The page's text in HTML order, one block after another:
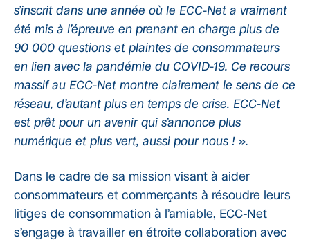
s’inscrit dans une année où le ECC-Net a vraiment
été mis à l’épreuve en prenant en charge plus de
90 000 questions et plaintes de consommateurs
en lien avec la pandémie du COVID-19. Ce recours
massif au ECC-Net montre clairement le sens de ce
réseau, d’autant plus en temps de crise. ECC-Net
est prêt pour un avenir qui s’annonce plus
numérique et plus vert, aussi pour nous ! ».
Dans le cadre de sa mission visant à aider
consommateurs et commerçants à résoudre leurs
litiges de consommation à l’amiable, ECC-Net
s’engage à travailler en étroite collaboration avec